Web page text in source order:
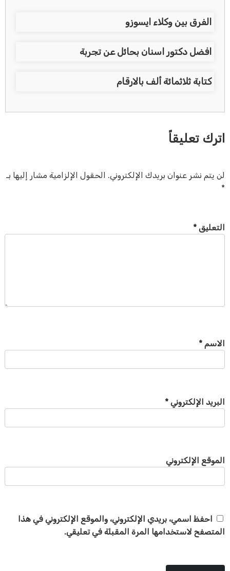
الفرق بين وكلاء ايسوزو
افضل دكتور اسنان بحائل عن تجربة
كتابة ثلاثمائة ألف بالارقام
اترك تعليقاً
لن يتم نشر عنوان بريدك الإلكتروني. الحقول الإلزامية مشار إليها بـ
*
التعليق *
الاسم *
البريد الإلكتروني *
الموقع الإلكتروني
احفظ اسمي، بريدي الإلكتروني، والموقع الإلكتروني في هذا
المتصفح لاستخدامها المرة المقبلة في تعليقي.